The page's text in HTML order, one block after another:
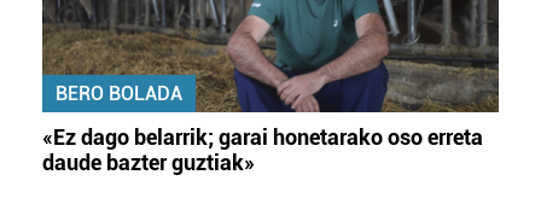
BERO BOLADA
«Ez dago belarrik; garai honetarako oso erreta
daude bazter guztiak»